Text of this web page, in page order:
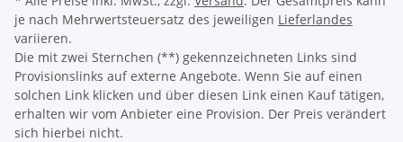
je nach Mehrwertsteuersatz des jeweiligen Lieferlandes
variieren.
Die mit zwei Sternchen (**) gekennzeichneten Links sind
Provisionslinks auf externe Angebote. Wenn Sie auf einen
solchen Link klicken und über diesen Link einen Kauf tätigen,
erhalten wir vom Anbieter eine Provision. Der Preis verändert
sich hierbei nicht.